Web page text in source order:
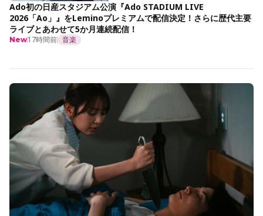
Ado初の日産スタジアム公演『Ado STADIUM LIVE
2026「Ao」』をLeminoプレミアムで配信決定！さらに歴代主要
ライブとあわせて5か月連続配信！
New17時間前 音楽